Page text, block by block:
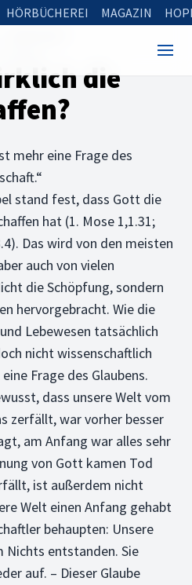
HÖRBÜCHEREI MAGAZIN
die
mehr eine Frage des
stand fest, dass Gott die
hat (1. Mose 1,1.31;
Das wird von den meisten
auch von vielen
die Schöpfung, sondern
hervorgebracht. Wie die
Lebewesen tatsächlich
nicht wissenschaftlich
Frage des Glaubens.
dass unsere Welt vom
zerfällt, war vorher besser
am Anfang war alles sehr
von Gott kamen Tod
ist außerdem nicht
Welt einen Anfang gehabt
behaupten: Unsere
Nichts entstanden. Sie
auf. – Dieser Glaube